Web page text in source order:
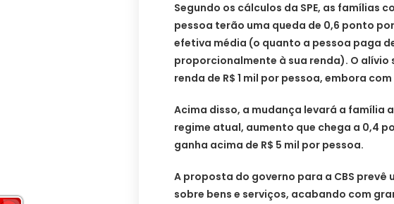
Segundo os cálculos da SPE, as famílias
pessoa terão uma queda de 0,6 ponto
efetiva média (o quanto a pessoa paga
proporcionalmente à sua renda). O alívio
renda de R$ 1 mil por pessoa, embora
Acima disso, a mudança levará a família
regime atual, aumento que chega a 0,4
ganha acima de R$ 5 mil por pessoa.
A proposta do governo para a CBS prevê
sobre bens e serviços, acabando com